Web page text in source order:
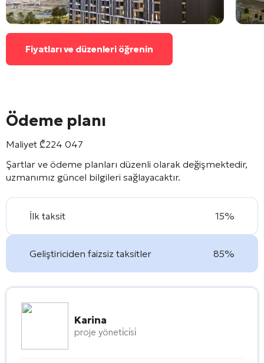
Fiyatları ve düzenleri öğrenin
Ödeme planı
Maliyet ₾224 047
Şartlar ve ödeme planları düzenli olarak değişmektedir,
uzmanımız güncel bilgileri sağlayacaktır.
İlk taksit 15%
Geliştiriciden faizsiz taksitler 85%
Karina
proje yöneti̇ci̇si̇